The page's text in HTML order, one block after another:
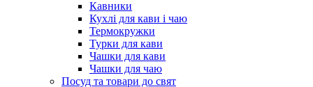
Кавники
Кухлі для кави і чаю
Термокружки
Турки для кави
Чашки для кави
Чашки для чаю
Посуд та товари до свят